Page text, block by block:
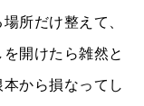
所だけ整えて、
開けたら雑然と
から損なってし